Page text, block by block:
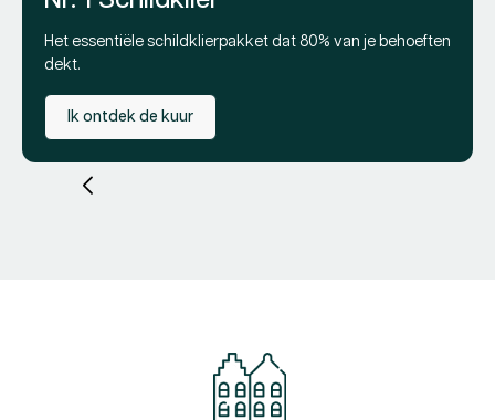
Het essentiële schildklierpakket dat 80% van je behoeften
dekt.
Ik ontdek de kuur